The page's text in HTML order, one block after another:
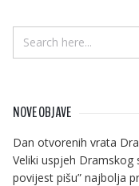
NOVE OBJAVE
Dan otvorenih vrata
Veliki uspjeh Dramskog
povijest pišu” najbolja